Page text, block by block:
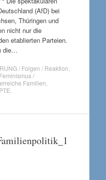
(AfD) bei
Thüringen und
nicht nur die
etablierten Parteien.
die…
/ Folgen / Reaktion
Feminismus /
Familien